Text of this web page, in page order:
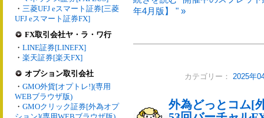
・ 三菱UFJ eスマート証券[三菱
UFJ eスマート証券FX]
FX取引会社ヤ・ラ・ワ行
・ LINE証券[LINEFX]
・ 楽天証券[楽天FX]
オプション取引会社
・ GMO外貨[オプトレ!](専用
WEBブラウザ版)
・ GMOクリック証券[外為オプ
年4月版】 " »
カテゴリー： 2025年
外為どっとコム[